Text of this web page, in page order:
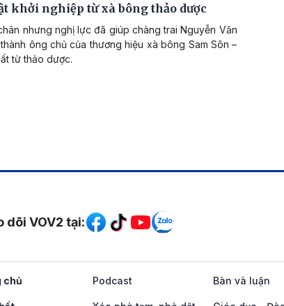
khởi nghiệp từ xà bông thảo dược
nhưng nghị lực đã giúp chàng trai Nguyễn Văn
ông chủ của thương hiệu xà bông Sam Sôn –
từ thảo dược.
xã hội
dõi VOV2 tại:
chủ Podcast Bàn và luận